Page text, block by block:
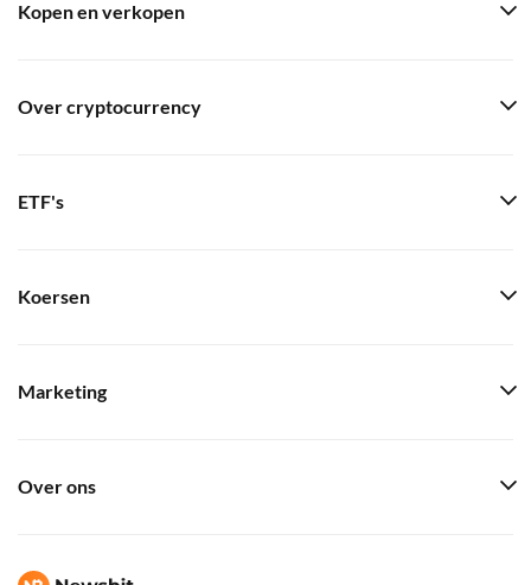
Kopen en verkopen
Over cryptocurrency
ETF's
Koersen
Marketing
Over ons